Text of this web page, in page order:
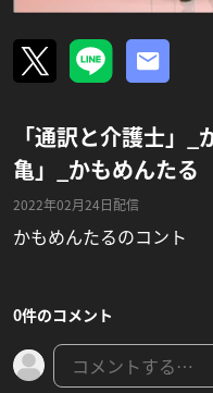
「通訳と介護士」
亀」_かもめんたる
2022年02月24日配信
かもめんたるのコント
0件のコメント